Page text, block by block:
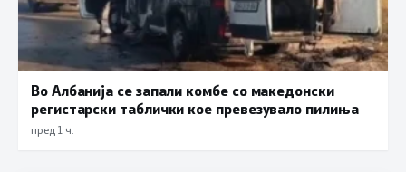
Во Албанија се запали комбе со македонски
регистарски таблички кое превезувало пилиња
пред 1 ч.